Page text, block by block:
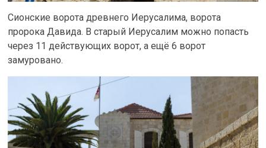
Сионские ворота древнего Иерусалима, ворота
пророка Давида. В старый Иерусалим можно попасть
через 11 действующих ворот, а ещё 6 ворот
замуровано.